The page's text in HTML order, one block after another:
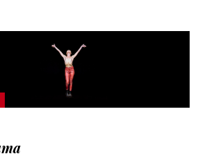
SCOPRI DI PIÙ